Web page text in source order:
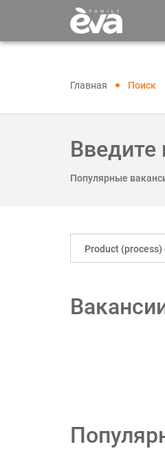
Главная Поиск
Введите
Популярные
Рroduct (process)